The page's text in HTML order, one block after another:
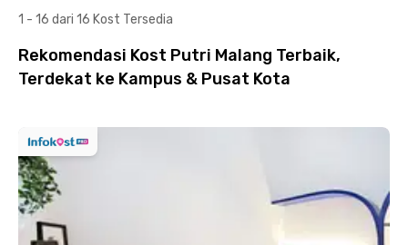
1 - 16 dari 16 Kost Tersedia
Rekomendasi Kost Putri Malang Terbaik,
Terdekat ke Kampus & Pusat Kota